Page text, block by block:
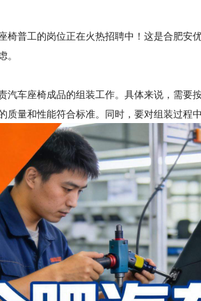
椅普工的岗位正在火热招聘中！这是合肥
汽车座椅成品的组装工作。具体来说，需
质量和性能符合标准。同时，要对组装过